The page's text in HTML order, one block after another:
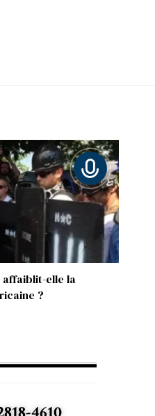
affaiblit-elle la
?